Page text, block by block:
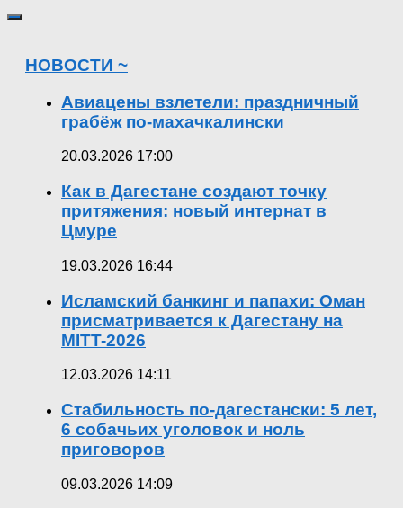
НОВОСТИ ~
Авиацены взлетели: праздничный
грабёж по-махачкалински
20.03.2026 17:00
Как в Дагестане создают точку
притяжения: новый интернат в
Цмуре
19.03.2026 16:44
Исламский банкинг и папахи: Оман
присматривается к Дагестану на
MITT-2026
12.03.2026 14:11
Стабильность по-дагестански: 5 лет,
6 собачьих уголовок и ноль
приговоров
09.03.2026 14:09